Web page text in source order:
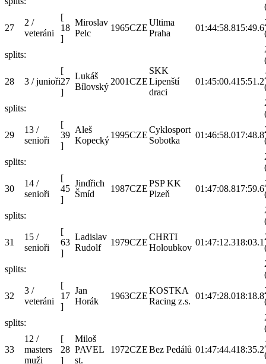
27
2 /
veteráni
[
18
]
Miroslav
Pelc
1965CZE
Ultima
Praha
01:44:58.815:49.6
splits:
28 3 / junioři
[
27
]
Lukáš
Bílovský
2001CZE
SKK
Lipenští
draci
01:45:00.415:51.2
splits:
29
13 /
senioři
[
39
]
Aleš
Kopecký
1995CZE
Cyklosport
Sobotka
01:46:58.017:48.8
splits:
30
14 /
senioři
[
45
]
Jindřich
Šmíd
1987CZE
PSP KK
Plzeň
01:47:08.817:59.6
splits:
31
15 /
senioři
[
63
]
Ladislav
Rudolf
1979CZE
CHRTI
Holoubkov
01:47:12.318:03.1
splits:
32
3 /
veteráni
[
17
]
Jan
Horák
1963CZE
KOSTKA
Racing z.s.
01:47:28.018:18.8
splits:
33
12 /
masters
muži
[
28
]
Miloš
PAVEL
st.
1972CZEBez Pedálů 01:47:44.418:35.2